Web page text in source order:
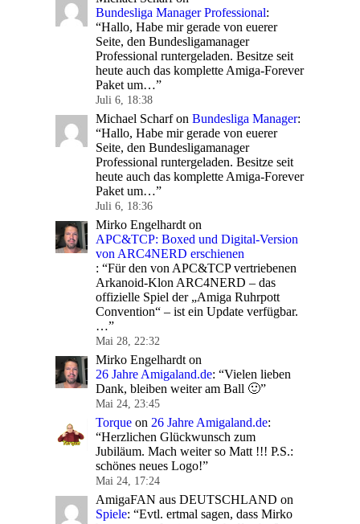
Bundesliga Manager Professional:
“Hallo, Habe mir gerade von euerer
Seite, den Bundesligamanager
Professional runtergeladen. Besitze seit
heute auch das komplette Amiga-Forever
Paket um…”
Juli 6, 18:38
Michael Scharfon Bundesliga Manager:
“Hallo, Habe mir gerade von euerer
Seite, den Bundesligamanager
Professional runtergeladen. Besitze seit
heute auch das komplette Amiga-Forever
Paket um…”
Juli 6, 18:36
Mirko Engelhardton
APC&TCP: Boxed und Digital-Version
von ARC4NERD erschienen
: “Für den von APC&TCP vertriebenen
Arkanoid-Klon ARC4NERD – das
offizielle Spiel der „Amiga Ruhrpott
Convention“ – ist ein Update verfügbar.
…”
Mai 28, 22:32
Mirko Engelhardton
26 Jahre Amigaland.de: “Vielen lieben
Dank, bleiben weiter am Ball 🙂”
Mai 24, 23:45
Torque on 26 Jahre Amigaland.de:
“Herzlichen Glückwunsch zum
Jubiläum. Mach weiter so Matt !!! P.S.:
schönes neues Logo!”
Mai 24, 17:24
AmigaFAN aus DEUTSCHLAND on
Spiele: “Evtl. ertmal sagen, dass Mirko